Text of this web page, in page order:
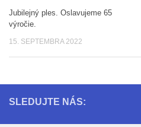
Jubilejný ples. Oslavujeme 65
výročie.
15. SEPTEMBRA 2022
SLEDUJTE NÁS: